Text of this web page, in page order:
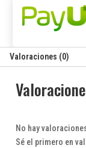
Valoraciones (0)
No hay
Sé el primero en